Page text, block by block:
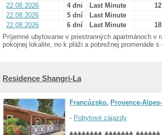
22.08.2026
4 dni Last Minute
22.08.2026
5 dní Last Minute
22.08.2026
6 dní Last Minute
Príjemné ubytovanie v priestranných apartmánoch
pokojnej lokalite, no k pláži a pobrežnej promenáde
Residence Shangri-La
Francúzsko, Provence-
- Pobytové zájazdy